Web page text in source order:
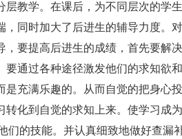
教学。在课后，为不同层次的学
，同时加大了后进生的辅导力度。
，要提高后进生的成绩，首先要解
通过各种途径激发他们的求知欲
是充满乐趣的。从而自觉的把身心
化到自觉的求知上来。使学习成
们的技能。并认真细致地做好查漏